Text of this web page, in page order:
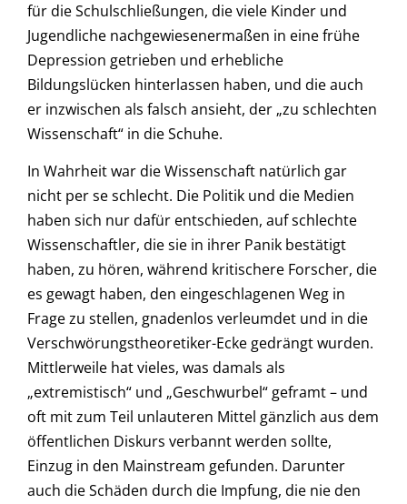
für die Schulschließungen, die viele Kinder und
Jugendliche nachgewiesenermaßen in eine frühe
Depression getrieben und erhebliche
Bildungslücken hinterlassen haben, und die auch
er inzwischen als falsch ansieht, der „zu schlechten
Wissenschaft“ in die Schuhe.
In Wahrheit war die Wissenschaft natürlich gar
nicht per se schlecht. Die Politik und die Medien
haben sich nur dafür entschieden, auf schlechte
Wissenschaftler, die sie in ihrer Panik bestätigt
haben, zu hören, während kritischere Forscher, die
es gewagt haben, den eingeschlagenen Weg in
Frage zu stellen, gnadenlos verleumdet und in die
Verschwörungstheoretiker-Ecke gedrängt wurden.
Mittlerweile hat vieles, was damals als
„extremistisch“ und „Geschwurbel“ geframt – und
oft mit zum Teil unlauteren Mittel gänzlich aus dem
öffentlichen Diskurs verbannt werden sollte,
Einzug in den Mainstream gefunden. Darunter
auch die Schäden durch die Impfung, die nie den